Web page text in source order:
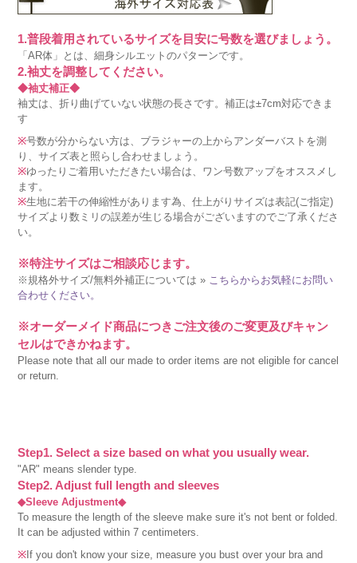
1.普段着用されているサイズを目安に号数を選びましょう。
「AR体」とは、細身シルエットのパターンです。
2.袖丈を調整してください。
◆袖丈補正◆
袖丈は、折り曲げていない状態の長さです。補正は±7cm対応できま
す
※号数が分からない方は、ブラジャーの上からアンダーバストを測
り、サイズ表と照らし合わせましょう。
※ゆったりご着用いただきたい場合は、ワン号数アップをオススメし
ます。
※生地に若干の伸縮性があります為、仕上がりサイズは表記(ご指定)
サイズより数ミリの誤差が生じる場合がございますのでご了承くださ
い。
※特注サイズはご相談応じます。
※規格外サイズ/無料外補正については » こちらからお気軽にお問い
合わせください。
※オーダーメイド商品につきご注文後のご変更及びキャン
セルはできかねます。
Please note that all our made to order items are not eligible for cancel
or return.
Step1. Select a size based on what you usually wear.
"AR" means slender type.
Step2. Adjust full length and sleeves
◆Sleeve Adjustment◆
To measure the length of the sleeve make sure it's not bent or folded.
It can be adjusted within 7 centimeters.
※ If you don't know your size, measure you bust over your bra and